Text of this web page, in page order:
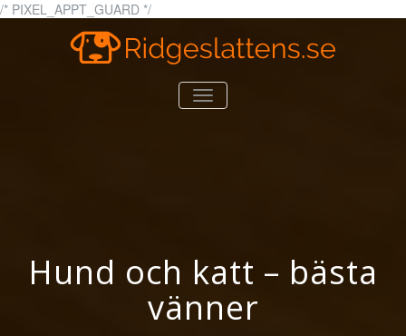
/* PIXEL_APPT_GUARD */Skip
content
ridgeslattens.seTips och information om
TOGGLE
NAVIGATION
Hund och katt – bästa
vänner